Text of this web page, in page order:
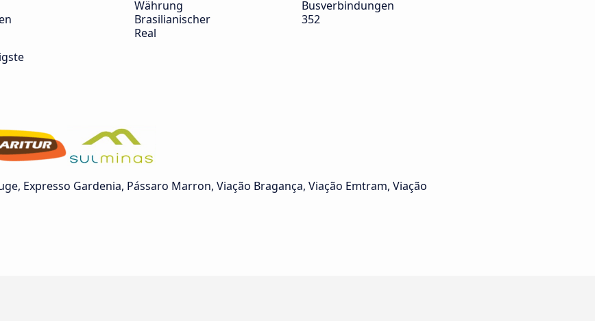
Währung
Brasilianischer
Real
Busverbindungen
352
Expresso Gardenia, Pássaro Marron, Viação Bragança, Viação Emtram, Viação